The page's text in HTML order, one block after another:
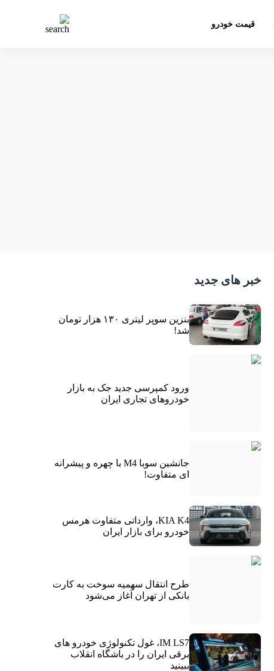
قیمت خودرو
خبر های جدید
بنزین سوپر لیتری ۱۳۰ هزار تومان
شد!
ورود کمپرسی جدید جک به بازار
خودروهای تجاری ایران
جانشین سوبا M4 با چهره و پیشرانه
ای متفاوت!
KIA K4، وارداتی متفاوت هرمس
خودرو برای بازار ایران
طرح انتقال سهمیه سوخت به کارت
بانکی از تهران آغاز می‌شود
IM LS7، غول تکنولوژی خودرو های
برقی ایران را در باشگاه انقلاب
ببینید